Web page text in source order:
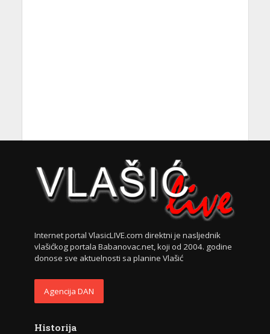
Internet portal VlasicLIVE.com direktni je nasljednik
vlašićkog portala Babanovac.net, koji od 2004. godine
donose sve aktuelnosti sa planine Vlašić
Agencija DAN
Historija